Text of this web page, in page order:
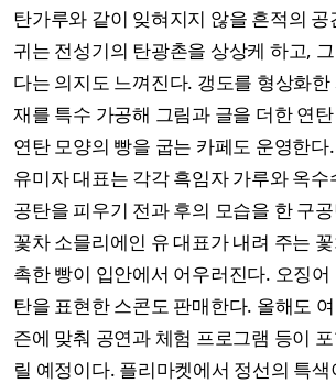
탄가루와 같이 잊혀지지 않을 흔적의 공
귀는 전성기의 탄광촌을 상상케 하고,
다는 의지도 느껴진다. 갱도를 형상화
재를 특수 가공해 그림과 글을 더한 연
연탄 모양의 빵을 굽는 카페도 운영한
유미자 대표는 각각 흑임자 가루와 옥
공탄을 피우기 전과 후의 모습을 한 구
꽃차 소믈리에인 유 대표가 내려 주는
촉한 빵이 입안에서 어우러진다. 오징
탄을 표현한 스콘도 판매한다. 올해도
즌에 맞춰 공연과 체험 프로그램 등이
릴 예정이다. 플리마켓에서 정선의 특